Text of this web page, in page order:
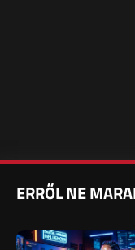
ERRŐL NE